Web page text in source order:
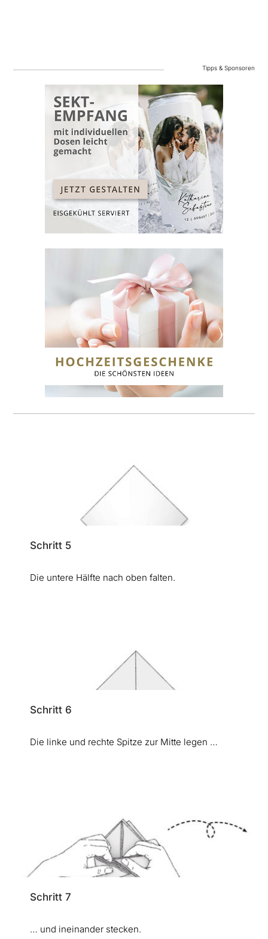
Tipps & Sponsoren
Schritt 5
Die untere Hälfte nach oben falten.
Schritt 6
Die linke und rechte Spitze zur Mitte legen …
Schritt 7
… und ineinander stecken.